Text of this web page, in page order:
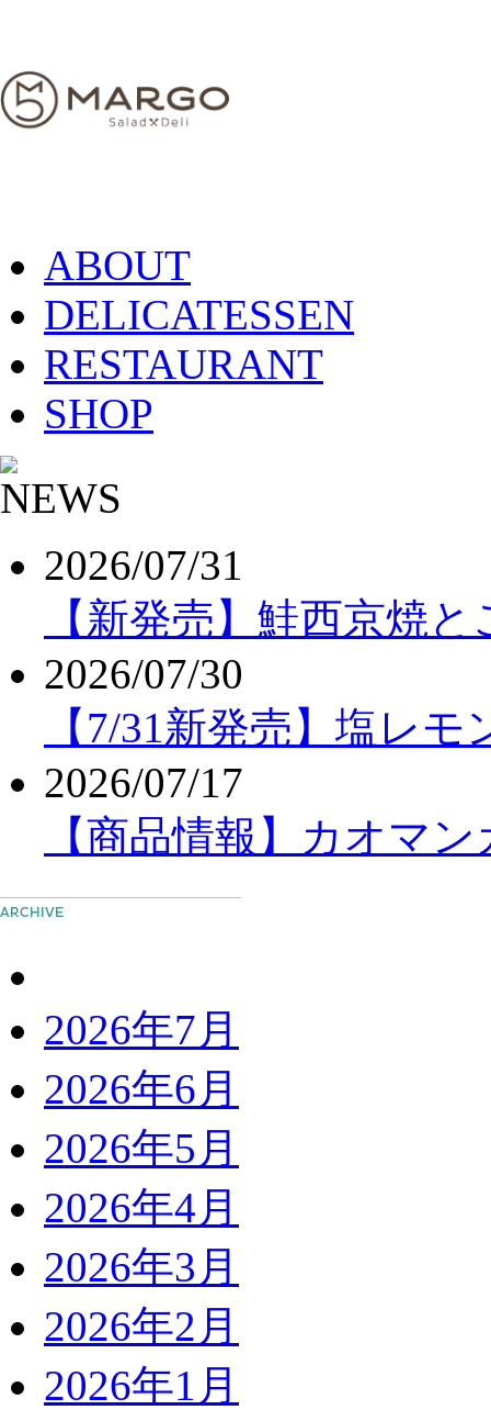
ABOUT
DELICATESSEN
RESTAURANT
SHOP
2026/07/31
【新発売】鮭西京焼
2026/07/30
【7/31新発売】塩レ
2026/07/17
【商品情報】カオマ
2026年7月
2026年6月
2026年5月
2026年4月
2026年3月
2026年2月
2026年1月